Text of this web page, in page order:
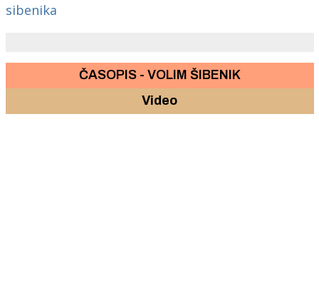
sibenika
ČASOPIS - VOLIM ŠIBENIK
Video